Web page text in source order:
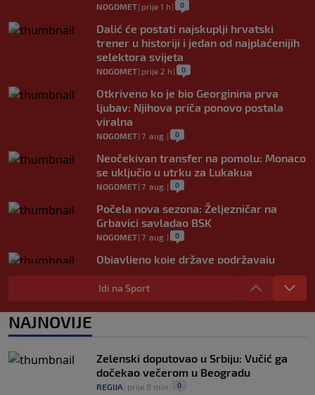
NOGOMET| prije 1 h | 0
Dalić će postati najskuplji hrvatski
trener u historiji i jedan od najplaćenijih
selektora svijeta
NOGOMET| prije 2 h | 0
Otkriveno ko je bio Georginina prva
ljubav: Njihova priča ponovo postala
viralna
NOGOMET| 7. aug. | 0
Neočekivan transfer na pomolu: Monaco
se uključio u utrku za Lukakua
NOGOMET| 7. aug. | 0
Počela nova sezona: Željezničar na
Grbavici savladao BSK
NOGOMET| 7. aug. | 0
Objavljeno koje države podržavaju
Infantina, a koje traže promjene: HNS
odavno zauzeo stranu
prvenstvo ispod cijene?
NOGOMET 7. aug. 0
Idi na Sport
NAJNOVIJE
Zelenski doputovao u Srbiju: Vučić ga
dočekao večerom u Beogradu
REGIJA prije 8 min 0